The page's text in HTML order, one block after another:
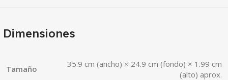
Dimensiones
Tamaño
35.9 cm (ancho) × 24.9 cm (fondo) × 1.99 cm
(alto) aprox.